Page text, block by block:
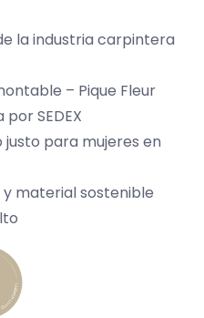
la industria carpintera
– Pique Fleur
SEDEX
para mujeres en
material sostenible